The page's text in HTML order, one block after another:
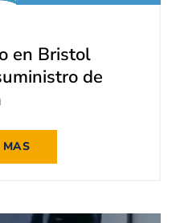
en Bristol
de
MAS